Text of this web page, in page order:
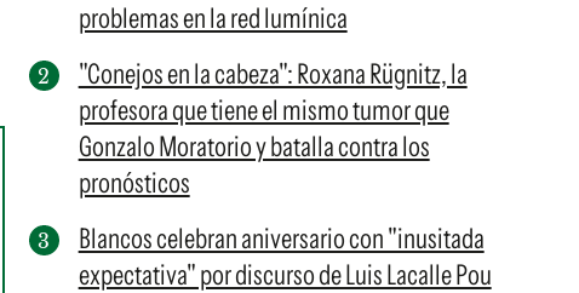
problemas en la red lumínica
"Conejos en la cabeza": Roxana Rügnitz, la
profesora que tiene el mismo tumor que
Gonzalo Moratorio y batalla contra los
pronósticos
Blancos celebran aniversario con "inusitada
expectativa" por discurso de Luis Lacalle Pou